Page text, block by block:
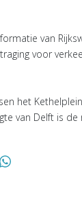
van
voor
het
van Delft is